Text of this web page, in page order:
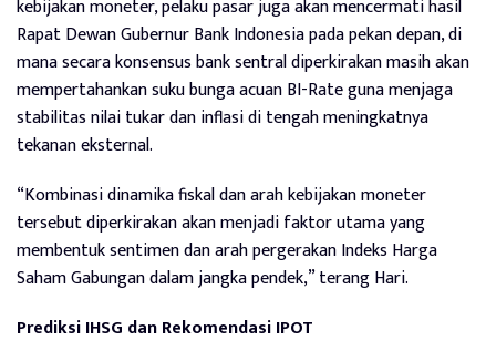
kebijakan moneter, pelaku pasar juga akan mencermati hasil
Rapat Dewan Gubernur Bank Indonesia pada pekan depan, di
mana secara konsensus bank sentral diperkirakan masih akan
mempertahankan suku bunga acuan BI-Rate guna menjaga
stabilitas nilai tukar dan inflasi di tengah meningkatnya
tekanan eksternal.
“Kombinasi dinamika fiskal dan arah kebijakan moneter
tersebut diperkirakan akan menjadi faktor utama yang
membentuk sentimen dan arah pergerakan Indeks Harga
Saham Gabungan dalam jangka pendek,” terang Hari.
Prediksi IHSG dan Rekomendasi IPOT